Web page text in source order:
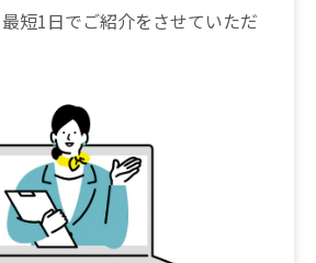
短1日でご紹介をさせていただ